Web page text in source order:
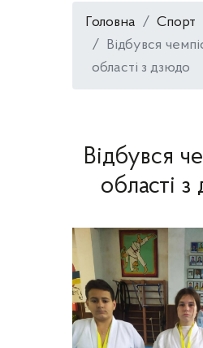
Головна
Спорт
Відбувся
області з дзюдо
Відбувся
області